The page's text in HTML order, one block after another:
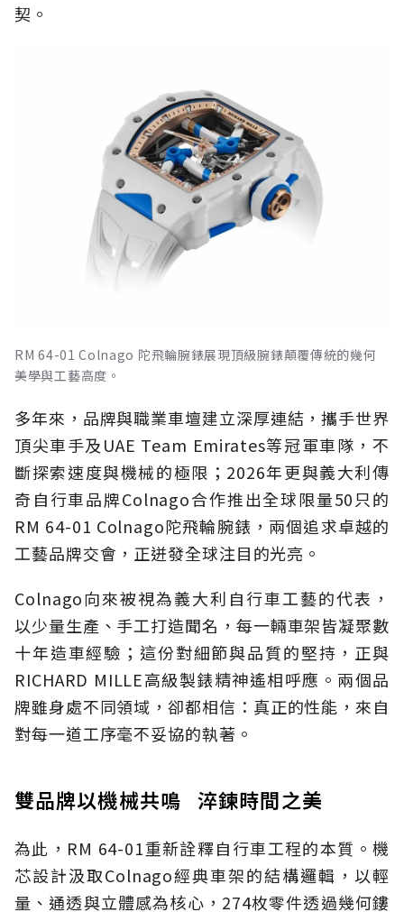
契。
RM 64-01 Colnago 陀飛輪腕錶展現頂級腕錶顛覆傳統的幾何
美學與工藝高度。
多年來，品牌與職業車壇建立深厚連結，攜手世界
頂尖車手及UAE Team Emirates等冠軍車隊，不
斷探索速度與機械的極限；2026年更與義大利傳
奇自行車品牌Colnago合作推出全球限量50只的
RM 64-01 Colnago陀飛輪腕錶，兩個追求卓越的
工藝品牌交會，正迸發全球注目的光亮。
Colnago向來被視為義大利自行車工藝的代表，
以少量生產、手工打造聞名，每一輛車架皆凝聚數
十年造車經驗；這份對細節與品質的堅持，正與
RICHARD MILLE高級製錶精神遙相呼應。兩個品
牌雖身處不同領域，卻都相信：真正的性能，來自
對每一道工序毫不妥協的執著。
雙品牌以機械共鳴 淬鍊時間之美
為此，RM 64-01重新詮釋自行車工程的本質。機
芯設計汲取Colnago經典車架的結構邏輯，以輕
量、通透與立體感為核心，274枚零件透過幾何鏤